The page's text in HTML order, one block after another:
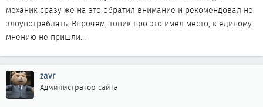
механик сразу же на это обратил внимание и рекомендовал не
злоупотреблять. Впрочем, топик про это имел место, к единому
мнению не пришли...
zavr
Администратор сайта